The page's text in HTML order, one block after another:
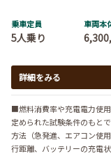
乗車定員
5人乗り
車両本
詳細をみる
■燃料消費率や充電電力使
定められた試験条件のもと
方法（急発進、エアコン使
行距離、バッテリーの充電